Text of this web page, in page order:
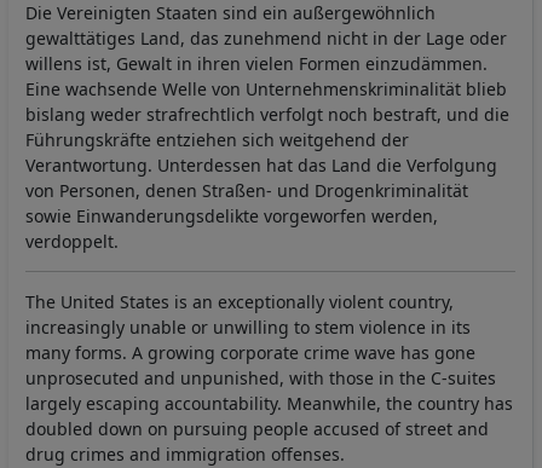
Die Vereinigten Staaten sind ein außergewöhnlich
gewalttätiges Land, das zunehmend nicht in der Lage oder
willens ist, Gewalt in ihren vielen Formen einzudämmen.
Eine wachsende Welle von Unternehmenskriminalität blieb
bislang weder strafrechtlich verfolgt noch bestraft, und die
Führungskräfte entziehen sich weitgehend der
Verantwortung. Unterdessen hat das Land die Verfolgung
von Personen, denen Straßen- und Drogenkriminalität
sowie Einwanderungsdelikte vorgeworfen werden,
verdoppelt.
The United States is an exceptionally violent country,
increasingly unable or unwilling to stem violence in its
many forms. A growing corporate crime wave has gone
unprosecuted and unpunished, with those in the C-suites
largely escaping accountability. Meanwhile, the country has
doubled down on pursuing people accused of street and
drug crimes and immigration offenses.